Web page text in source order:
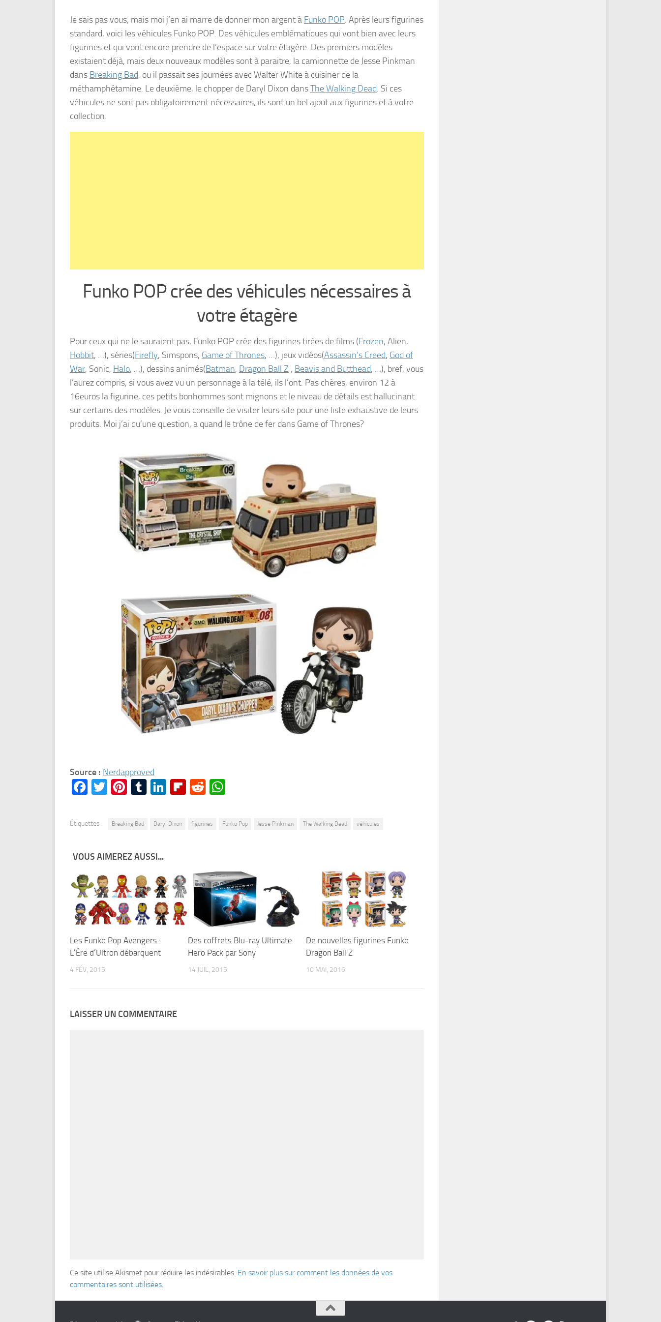
Je sais pas vous, mais moi j’en ai marre de donner mon argent à Funko POP. Après leurs figurines
standard, voici les véhicules Funko POP. Des véhicules emblématiques qui vont bien avec leurs
figurines et qui vont encore prendre de l’espace sur votre étagère. Des premiers modèles
existaient déjà, mais deux nouveaux modèles sont à paraitre, la camionnette de Jesse Pinkman
dans Breaking Bad, ou il passait ses journées avec Walter White à cuisiner de la
méthamphétamine. Le deuxième, le chopper de Daryl Dixon dansThe Walking Dead. Si ces
véhicules ne sont pas obligatoirement nécessaires, ils sont un bel ajout aux figurines et à votre
collection.
Funko POP crée des véhicules nécessaires à
votre étagère
Pour ceux qui ne le sauraient pas, Funko POP crée des figurines tirées de films (Frozen, Alien,
Hobbit, …), séries(Firefly, Simspons, Game of Thrones, …), jeux vidéos(Assassin’s Creed, God of
War, Sonic, Halo, …), dessins animés(Batman, Dragon Ball Z , Beavis and Butthead, …), bref, vous
l’aurez compris, si vous avez vu un personnage à la télé, ils l’ont. Pas chères, environ 12 à
16euros la figurine, ces petits bonhommes sont mignons et le niveau de détails est hallucinant
sur certains des modèles. Je vous conseille de visiter leurs site pour une liste exhaustive de leurs
produits. Moi j’ai qu’une question, a quand le trône de fer dans Game of Thrones?
Source : Nerdapproved
Facebook
Twitter
Pinterest
Tumblr
LinkedIn
Flipboard
Reddit
Étiquettes : Breaking Bad Daryl Dixon figurines Funko Pop Jesse Pinkman The Walking Dead véhicules
VOUS AIMEREZ AUSSI...
Les Funko Pop Avengers :
L’Ère d’Ultron débarquent
4 FÉV, 2015
Des coffrets Blu-ray Ultimate
Hero Pack par Sony
14 JUIL, 2015
De nouvelles figurines Funko
Dragon Ball Z
10 MAI, 2016
LAISSER UN COMMENTAIRE
Ce site utilise Akismet pour réduire les indésirables. En savoir plus sur comment les données de vos
commentaires sont utilisées